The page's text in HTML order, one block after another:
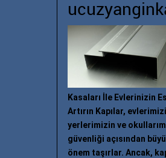
Kasaları İle Evlerinizin
Artırın Kapılar,
yerlerimizin ve
güvenliği açısından
önem taşırlar. Ancak,